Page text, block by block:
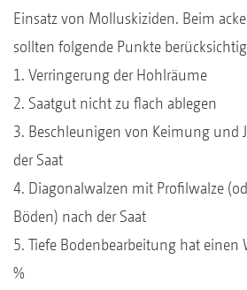
Einsatz von Molluskiziden. Beim
sollten folgende Punkte
1. Verringerung der Hohlräume
2. Saatgut nicht zu flach ablegen
3. Beschleunigen von Keimung und
der Saat
4. Diagonalwalzen mit Profilwalze
Böden) nach der Saat
5. Tiefe Bodenbearbeitung hat einen
%